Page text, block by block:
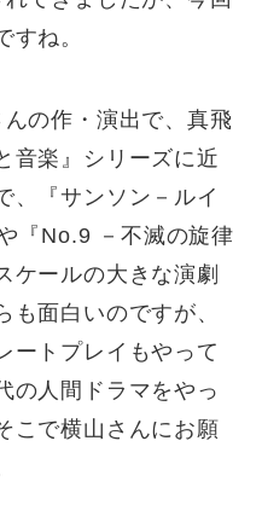
すね。
の作・演出で、真飛
音楽』シリーズに近
、『サンソン－ルイ
『No.9 －不滅の旋律
ケールの大きな演劇
も面白いのですが、
ートプレイもやって
の人間ドラマをやっ
こで横山さんにお願